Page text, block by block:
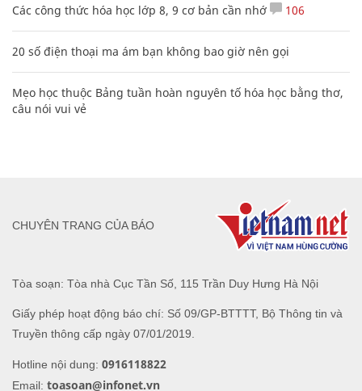
Các công thức hóa học lớp 8, 9 cơ bản cần nhớ 106
20 số điện thoại ma ám bạn không bao giờ nên gọi
Mẹo học thuộc Bảng tuần hoàn nguyên tố hóa học bằng thơ,
câu nói vui vẻ
Tòa soạn: Tòa nhà Cục Tần Số, 115 Trần Duy Hưng Hà Nội
Giấy phép hoạt động báo chí: Số 09/GP-BTTTT, Bộ Thông tin và
Truyền thông cấp ngày 07/01/2019.
Hotline nội dung: 0916118822
Email: toasoan@infonet.vn
CHUYÊN TRANG CỦA BÁO